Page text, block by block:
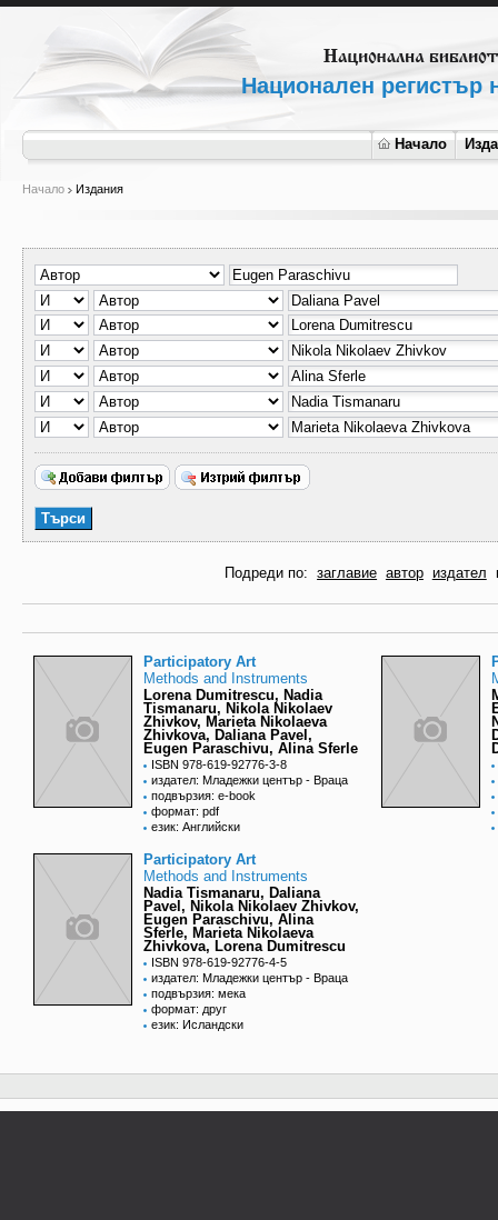
Национален регистър
Начало
Начало Издания
Подреди по: заглавие автор издател
Participatory Art
Methods and Instruments
Lorena Dumitrescu, Nadia
Tismanaru, Nikola Nikolaev
Zhivkov, Marieta Nikolaeva
Zhivkova, Daliana Pavel,
Eugen Paraschivu, Alina Sferle
ISBN 978-619-92776-3-8
издател: Младежки център - Враца
подвързия: e-book
формат: pdf
език: Английски
Participatory Art
Methods and Instruments
Nadia Tismanaru, Daliana
Pavel, Nikola Nikolaev Zhivkov,
Eugen Paraschivu, Alina
Sferle, Marieta Nikolaeva
Zhivkova, Lorena Dumitrescu
ISBN 978-619-92776-4-5
издател: Младежки център - Враца
подвързия: мека
формат: друг
език: Исландски